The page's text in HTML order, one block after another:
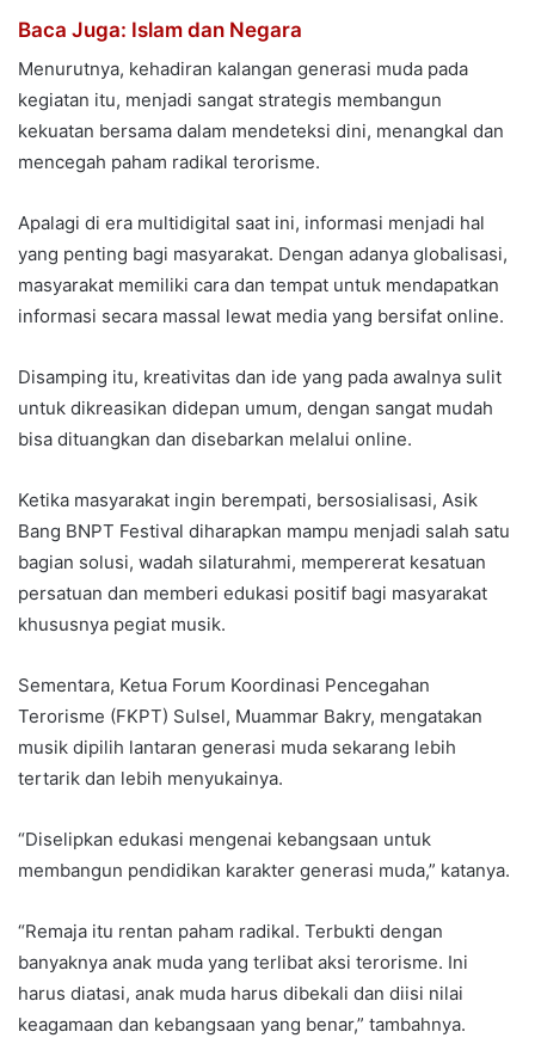
Baca Juga: Islam dan Negara
Menurutnya, kehadiran kalangan generasi muda pada
kegiatan itu, menjadi sangat strategis membangun
kekuatan bersama dalam mendeteksi dini, menangkal dan
mencegah paham radikal terorisme.
Apalagi di era multidigital saat ini, informasi menjadi hal
yang penting bagi masyarakat. Dengan adanya globalisasi,
masyarakat memiliki cara dan tempat untuk mendapatkan
informasi secara massal lewat media yang bersifat online.
Disamping itu, kreativitas dan ide yang pada awalnya sulit
untuk dikreasikan didepan umum, dengan sangat mudah
bisa dituangkan dan disebarkan melalui online.
Ketika masyarakat ingin berempati, bersosialisasi, Asik
Bang BNPT Festival diharapkan mampu menjadi salah satu
bagian solusi, wadah silaturahmi, mempererat kesatuan
persatuan dan memberi edukasi positif bagi masyarakat
khususnya pegiat musik.
Sementara, Ketua Forum Koordinasi Pencegahan
Terorisme (FKPT) Sulsel, Muammar Bakry, mengatakan
musik dipilih lantaran generasi muda sekarang lebih
tertarik dan lebih menyukainya.
“Diselipkan edukasi mengenai kebangsaan untuk
membangun pendidikan karakter generasi muda,” katanya.
“Remaja itu rentan paham radikal. Terbukti dengan
banyaknya anak muda yang terlibat aksi terorisme. Ini
harus diatasi, anak muda harus dibekali dan diisi nilai
keagamaan dan kebangsaan yang benar,” tambahnya.